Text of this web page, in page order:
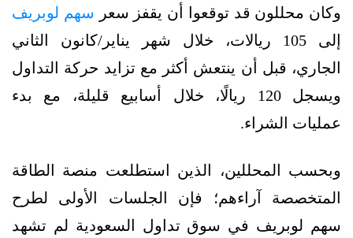
وكان محللون قد توقعوا أن يقفز سعر سهم لوبريف
إلى 105 ريالات، خلال شهر يناير/كانون الثاني
الجاري، قبل أن ينتعش أكثر مع تزايد حركة التداول
ويسجل 120 ريالًا، خلال أسابيع قليلة، مع بدء
عمليات الشراء.
وبحسب المحللين، الذين استطلعت منصة الطاقة
المتخصصة آراءهم؛ فإن الجلسات الأولى لطرح
سهم لوبريف في سوق تداول السعودية لم تشهد